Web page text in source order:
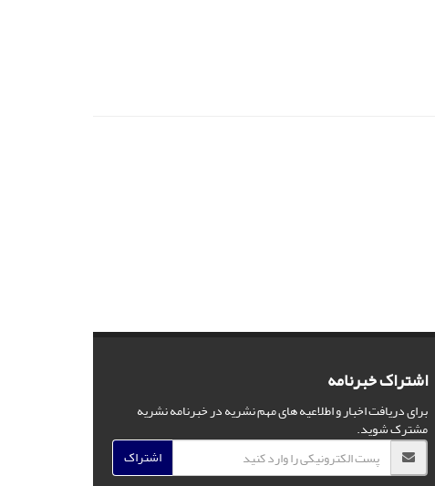
اشتراک خبرنامه
برای دریافت اخبار و اطلاعیه های مهم نشریه در خبرنامه نشریه
مشترک شوید.
اشتراک